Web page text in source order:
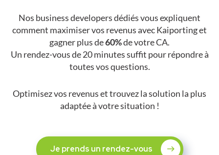
Nos business developers dédiés vous expliquent
comment maximiser vos revenus avec Kaiporting et
gagner plus de60%de votre CA.
Un rendez-vous de 20 minutes suffit pour répondre à
toutes vos questions.
Optimisez vos revenus et trouvez la solution la plus
adaptée à votre situation !
Je prends un rendez-vous